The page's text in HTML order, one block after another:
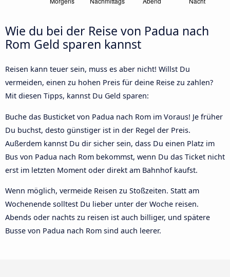
Wie du bei der Reise von Padua nach
Rom Geld sparen kannst
Reisen kann teuer sein, muss es aber nicht! Willst Du
vermeiden, einen zu hohen Preis für deine Reise zu zahlen?
Mit diesen Tipps, kannst Du Geld sparen:
Buche das Busticket von Padua nach Rom im Voraus! Je früher
Du buchst, desto günstiger ist in der Regel der Preis.
Außerdem kannst Du dir sicher sein, dass Du einen Platz im
Bus von Padua nach Rom bekommst, wenn Du das Ticket nicht
erst im letzten Moment oder direkt am Bahnhof kaufst.
Wenn möglich, vermeide Reisen zu Stoßzeiten. Statt am
Wochenende solltest Du lieber unter der Woche reisen.
Abends oder nachts zu reisen ist auch billiger, und spätere
Busse von Padua nach Rom sind auch leerer.